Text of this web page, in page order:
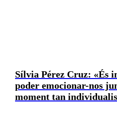
Sílvia Pérez Cruz: «És
poder emocionar-nos
moment tan